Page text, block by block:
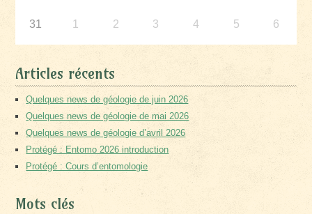
31 1 2 3 4 5 6
Articles récents
Quelques news de géologie de juin 2026
Quelques news de géologie de mai 2026
Quelques news de géologie d’avril 2026
Protégé : Entomo 2026 introduction
Protégé : Cours d’entomologie
Mots clés